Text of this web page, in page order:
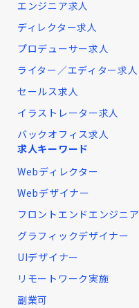
エンジニア求人
ディレクター求人
プロデューサー求人
ライター／エディター求人
セールス求人
イラストレーター求人
バックオフィス求人
求人キーワード
Webディレクター
Webデザイナー
フロントエンドエンジニア
グラフィックデザイナー
UIデザイナー
リモートワーク実施
副業可